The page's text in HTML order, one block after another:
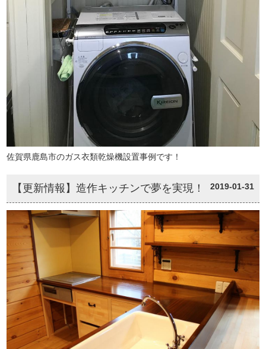
佐賀県鹿島市のガス衣類乾燥機設置事例です！
【更新情報】造作キッチンで夢を実現！ 2019-01-31